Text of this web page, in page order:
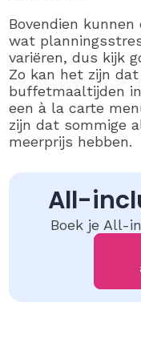
Bovendien
wat
variëren, dus kijk
Zo kan het zijn
buffetmaaltijden
een à la carte
zijn dat sommige
meerprijs hebben.
All-
Boek je All-